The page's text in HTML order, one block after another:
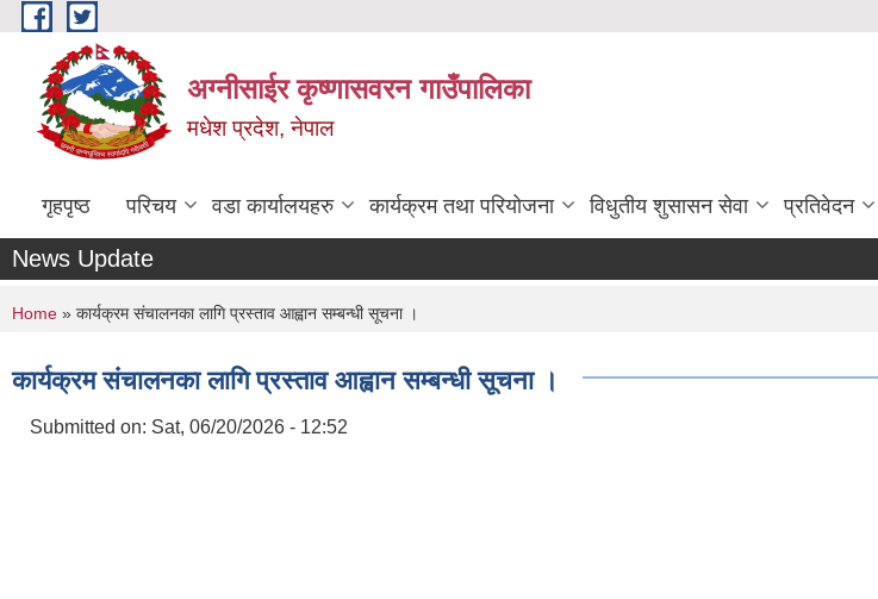
Skip to main content
अग्नीसाईर कृष्णासवरन गाउँपालिका
मधेश प्रदेश, नेपाल
गृहपृष्ठ परिचय वडा कार्यालयहरु कार्यक्रम तथा परियोजना विधुतीय शुसासन सेवा प्रतिवेदन
News Update
You are here
Home » कार्यक्रम संचालनका लागि प्रस्ताव आह्वान सम्बन्धी सूचना ।
कार्यक्रम संचालनका लागि प्रस्ताव आह्वान सम्बन्धी सूचना ।
Submitted on: Sat, 06/20/2026 - 12:52